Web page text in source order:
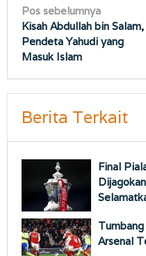
Navigasi
pos
Pos sebelumnya
Kisah Abdullah bin Salam,
Pendeta Yahudi yang
Masuk Islam
Berita Terkait
Final
Arsenal